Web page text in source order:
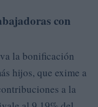
con
la bonificación
hijos, que exime a
a la